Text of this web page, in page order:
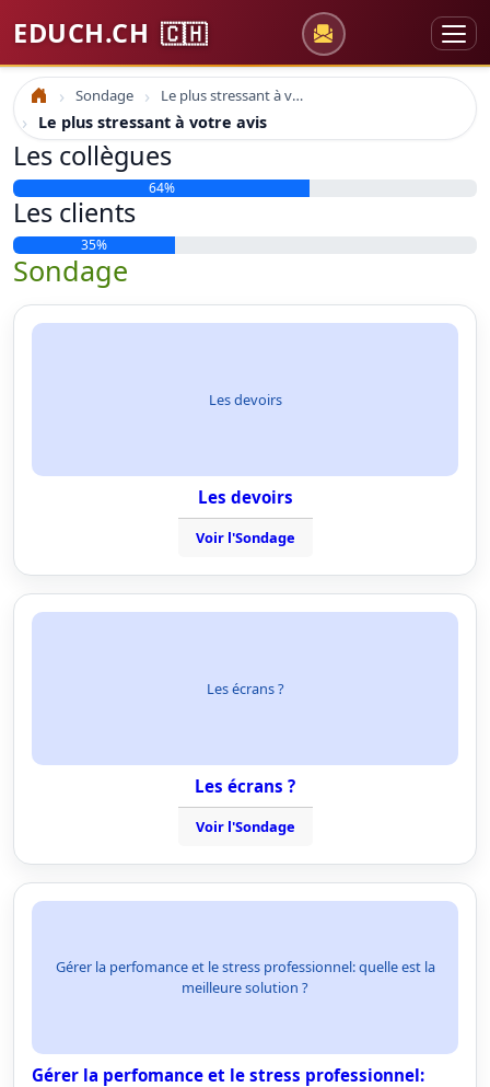
EDUCH.CH 🇨🇭
Accueil Sondage Le plus stressant à votre avis
Le plus stressant à votre avis
Les collègues
64%
Les clients
35%
Sondage
Les devoirs
Les devoirs
Voir l'Sondage
Les écrans ?
Les écrans ?
Voir l'Sondage
Gérer la perfomance et le stress professionnel: quelle est la
meilleure solution ?
Gérer la perfomance et le stress professionnel: